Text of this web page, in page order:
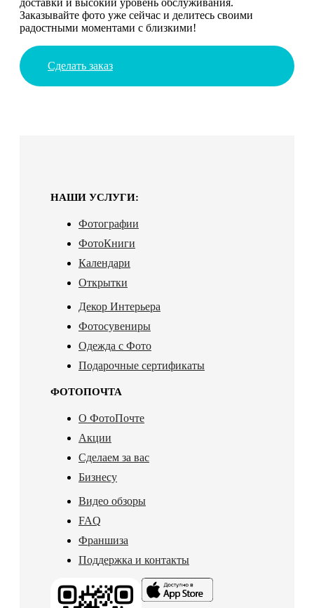
Заказывайте фото уже сейчас и делитесь своими
радостными моментами с близкими!
Сделать заказ
НАШИ УСЛУГИ:
Фотографии
ФотоКниги
Календари
Открытки
Декор Интерьера
Фотосувениры
Одежда с Фото
Подарочные сертификаты
ФОТОПОЧТА
О ФотоПочте
Акции
Сделаем за вас
Бизнесу
Видео обзоры
FAQ
Франшиза
Поддержка и контакты